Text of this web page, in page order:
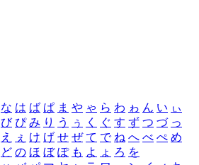
な は ば ぱ ま や ゃ ら わ ゎ ん い ぃ
び ぴ み り う ぅ く ぐ す ず つ づ っ
え ぇ け げ せ ぜ て で ね へ べ ぺ め
ど の ほ ぼ ぽ も よ ょ ろ を